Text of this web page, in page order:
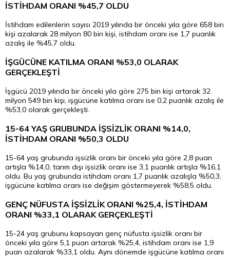
İSTİHDAM ORANI %45,7 OLDU
İstihdam edilenlerin sayısı 2019 yılında bir önceki yıla göre 658 bin
kişi azalarak 28 milyon 80 bin kişi, istihdam oranı ise 1,7 puanlık
azalış ile %45,7 oldu.
İŞGÜCÜNE KATILMA ORANI %53,0 OLARAK
GERÇEKLEŞTİ
İşgücü 2019 yılında bir önceki yıla göre 275 bin kişi artarak 32
milyon 549 bin kişi, işgücüne katılma oranı ise 0,2 puanlık azalış ile
%53,0 olarak gerçekleşti.
15-64 YAŞ GRUBUNDA İŞSİZLİK ORANI %14,0,
İSTİHDAM ORANI %50,3 OLDU
15-64 yaş grubunda işsizlik oranı bir önceki yıla göre 2,8 puan
artışla %14,0, tarım dışı işsizlik oranı ise 3,1 puanlık artışla %16,1
oldu. Bu yaş grubunda istihdam oranı 1,7 puanlık azalışla %50,3,
işgücüne katılma oranı ise değişim göstermeyerek %58,5 oldu.
GENÇ NÜFUSTA İŞSİZLİK ORANI %25,4, İSTİHDAM
ORANI %33,1 OLARAK GERÇEKLEŞTİ
15-24 yaş grubunu kapsayan genç nüfusta işsizlik oranı bir
önceki yıla göre 5,1 puan artarak %25,4, istihdam oranı ise 1,9
puan azalarak %33,1 oldu. Aynı dönemde işgücüne katılma oranı